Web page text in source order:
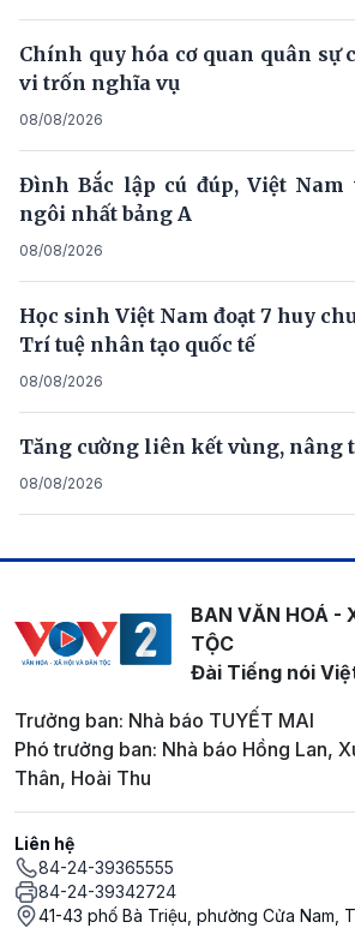
Chính quy hóa cơ quan quân sự
vi trốn nghĩa vụ
08/08/2026
Đình Bắc lập cú đúp, Việt Nam
ngôi nhất bảng A
08/08/2026
Học sinh Việt Nam đoạt 7 huy
Trí tuệ nhân tạo quốc tế
08/08/2026
Tăng cường liên kết vùng, nâng
08/08/2026
BAN VĂN HOÁ -
TỘC
Đài Tiếng nói
Trưởng ban: Nhà báo TUYẾT MAI
Phó trưởng ban: Nhà báo Hồng Lan,
Thân, Hoài Thu
Liên hệ
84-24-39365555
84-24-39342724
41-43 phố Bà Triệu, phường Cửa Nam,